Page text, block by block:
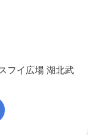
フイ広場 湖北武